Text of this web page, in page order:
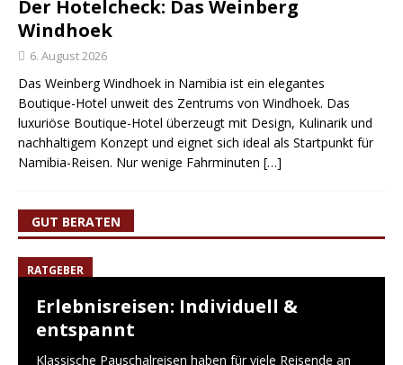
Der Hotelcheck: Das Weinberg
Windhoek
6. August 2026
Das Weinberg Windhoek in Namibia ist ein elegantes
Boutique-Hotel unweit des Zentrums von Windhoek. Das
luxuriöse Boutique-Hotel überzeugt mit Design, Kulinarik und
nachhaltigem Konzept und eignet sich ideal als Startpunkt für
Namibia-Reisen. Nur wenige Fahrminuten […]
GUT BERATEN
RATGEBER
Erlebnisreisen: Individuell &
entspannt
Klassische Pauschalreisen haben für viele Reisende an